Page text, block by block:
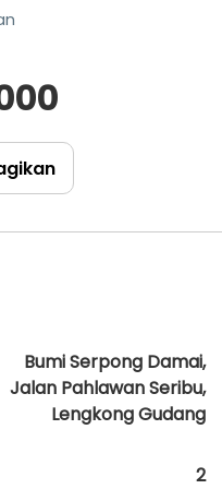
Bumi Serpong Damai,
Jalan Pahlawan Seribu,
Lengkong Gudang
2